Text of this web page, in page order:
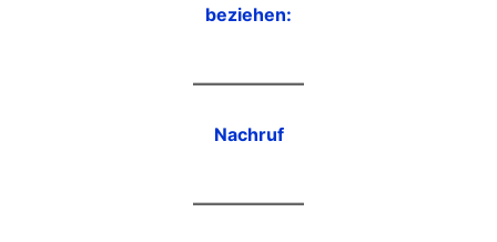
beziehen:
Nachruf